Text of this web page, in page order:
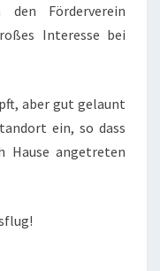
Förderverein
Interesse bei
aber gut gelaunt
ein, so dass
Hause angetreten